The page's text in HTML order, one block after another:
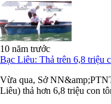
10 năm trước
Bạc Liêu: Thả trên 6,8 triệu
Vừa qua, Sở
Liêu) thả hơn 6,8 triệu con